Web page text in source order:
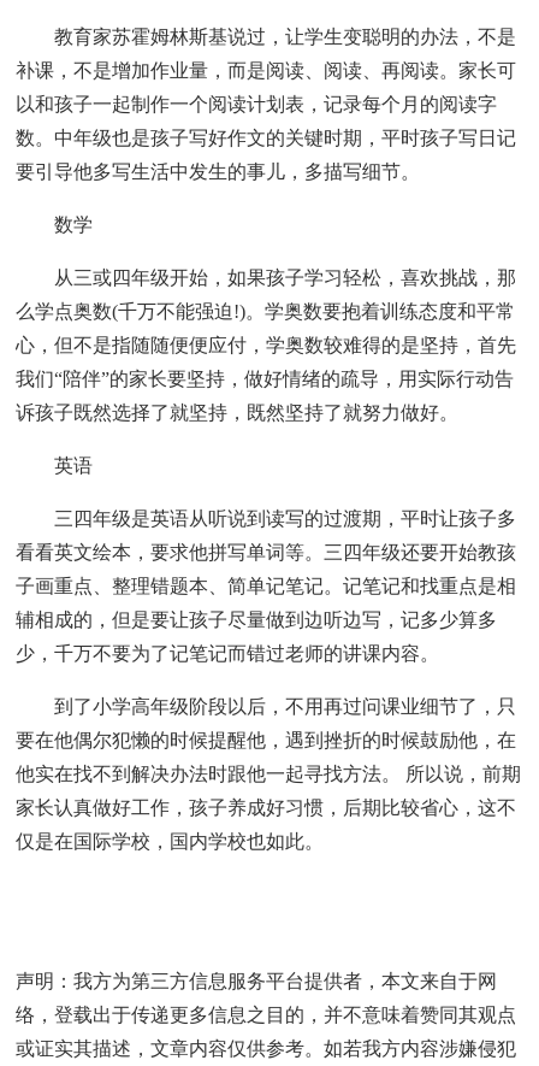
教育家苏霍姆林斯基说过，让学生变聪明的办法，不是
补课，不是增加作业量，而是阅读、阅读、再阅读。家长可
以和孩子一起制作一个阅读计划表，记录每个月的阅读字
数。中年级也是孩子写好作文的关键时期，平时孩子写日记
要引导他多写生活中发生的事儿，多描写细节。
数学
从三或四年级开始，如果孩子学习轻松，喜欢挑战，那
么学点奥数(千万不能强迫!)。学奥数要抱着训练态度和平常
心，但不是指随随便便应付，学奥数较难得的是坚持，首先
我们“陪伴”的家长要坚持，做好情绪的疏导，用实际行动告
诉孩子既然选择了就坚持，既然坚持了就努力做好。
英语
三四年级是英语从听说到读写的过渡期，平时让孩子多
看看英文绘本，要求他拼写单词等。三四年级还要开始教孩
子画重点、整理错题本、简单记笔记。记笔记和找重点是相
辅相成的，但是要让孩子尽量做到边听边写，记多少算多
少，千万不要为了记笔记而错过老师的讲课内容。
到了小学高年级阶段以后，不用再过问课业细节了，只
要在他偶尔犯懒的时候提醒他，遇到挫折的时候鼓励他，在
他实在找不到解决办法时跟他一起寻找方法。 所以说，前期
家长认真做好工作，孩子养成好习惯，后期比较省心，这不
仅是在国际学校，国内学校也如此。
声明：我方为第三方信息服务平台提供者，本文来自于网
络，登载出于传递更多信息之目的，并不意味着赞同其观点
或证实其描述，文章内容仅供参考。如若我方内容涉嫌侵犯